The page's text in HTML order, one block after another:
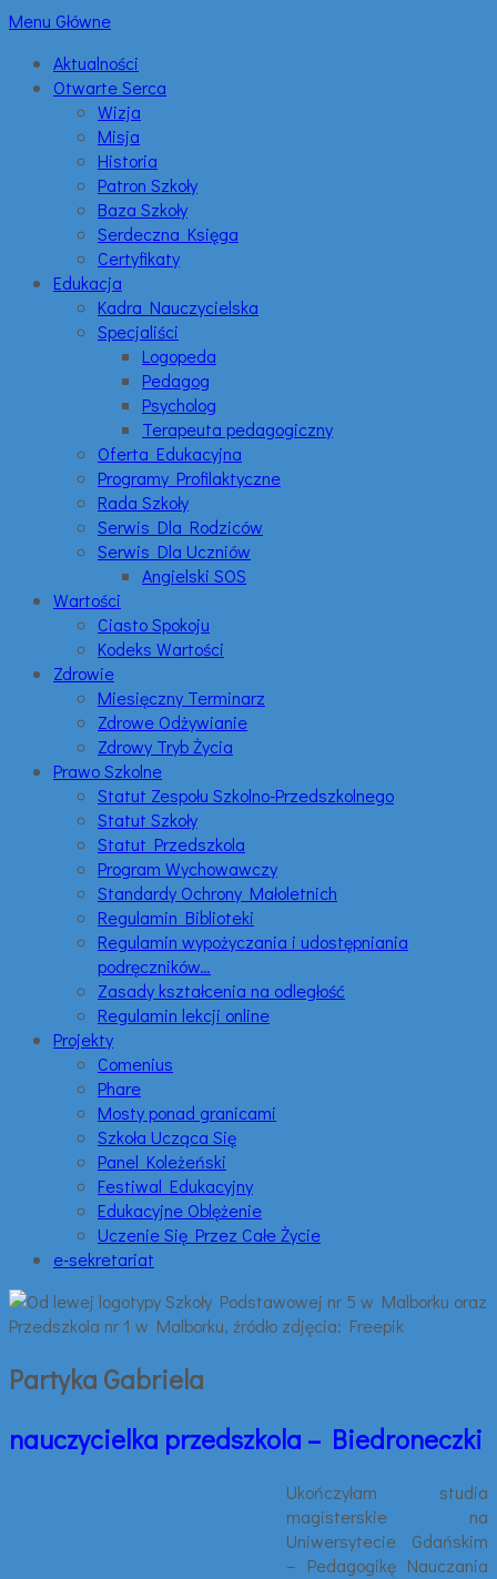
Menu Główne
Aktualności
Otwarte Serca
Wizja
Misja
Historia
Patron Szkoły
Baza Szkoły
Serdeczna Księga
Certyfikaty
Edukacja
Kadra Nauczycielska
Specjaliści
Logopeda
Pedagog
Psycholog
Terapeuta pedagogiczny
Oferta Edukacyjna
Programy Profilaktyczne
Rada Szkoły
Serwis Dla Rodziców
Serwis Dla Uczniów
Angielski SOS
Wartości
Ciasto Spokoju
Kodeks Wartości
Zdrowie
Miesięczny Terminarz
Zdrowe Odżywianie
Zdrowy Tryb Życia
Prawo Szkolne
Statut Zespołu Szkolno-Przedszkolnego
Statut Szkoły
Statut Przedszkola
Program Wychowawczy
Standardy Ochrony Małoletnich
Regulamin Biblioteki
Regulamin wypożyczania i udostępniania
podręczników…
Zasady kształcenia na odległość
Regulamin lekcji online
Projekty
Comenius
Phare
Mosty ponad granicami
Szkoła Ucząca Się
Panel Koleżeński
Festiwal Edukacyjny
Edukacyjne Oblężenie
Uczenie Się Przez Całe Życie
e-sekretariat
Partyka Gabriela
nauczycielka przedszkola – Biedroneczki
Ukończyłam studia
magisterskie na
Uniwersytecie Gdańskim
– Pedagogikę Nauczania